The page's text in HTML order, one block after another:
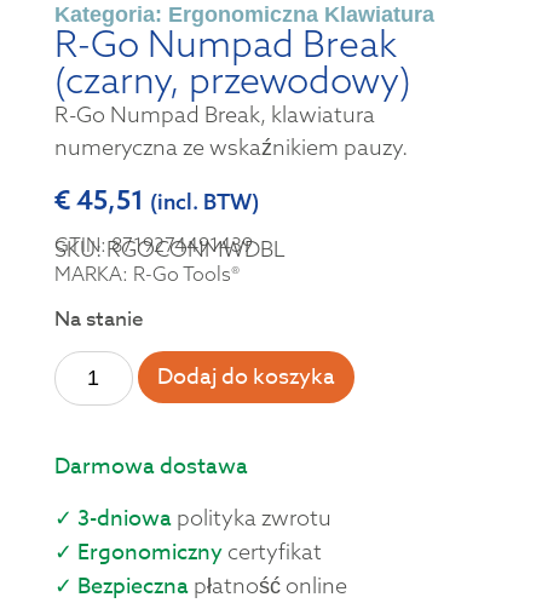
Kategoria: Ergonomiczna Klawiatura
R-Go Numpad Break
(czarny, przewodowy)
R-Go Numpad Break, klawiatura
numeryczna ze wskaźnikiem pauzy.
€45,51 (incl. BTW)
SKU: RGOCONMWDBL
GTIN: 8719274491439
MARKA: R-Go Tools®
Na stanie
Dodaj do koszyka
Darmowa dostawa
✓ 3-dniowapolityka zwrotu
✓ Ergonomicznycertyfikat
✓ Bezpiecznapłatność online